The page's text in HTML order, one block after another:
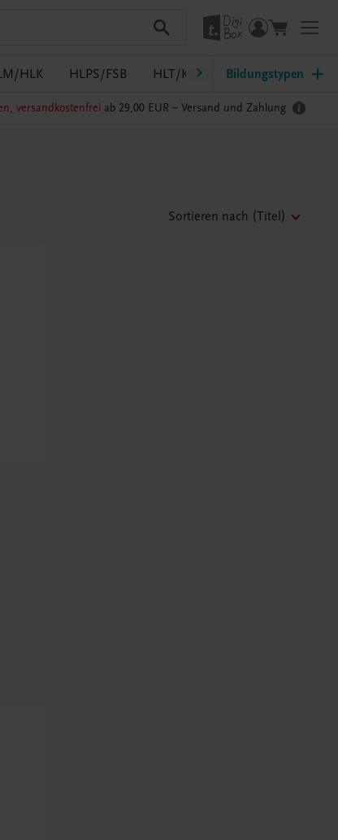
HLK HLPS/FSB HLT/Kolleg HLW HTL/FS
Bildungstypen
versandkostenfrei ab 29,00 EUR – Versand und Zahlung
Sortieren nach (Titel)